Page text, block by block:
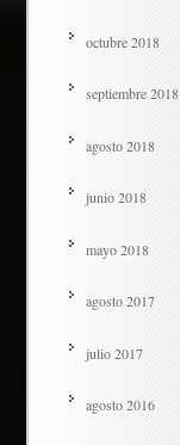
octubre 2018
septiembre 2018
agosto 2018
junio 2018
mayo 2018
agosto 2017
julio 2017
agosto 2016